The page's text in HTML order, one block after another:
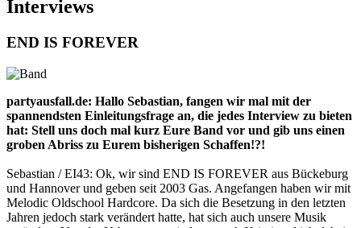
Interviews
END IS FOREVER
partyausfall.de: Hallo Sebastian, fangen wir mal mit der
spannendsten Einleitungsfrage an, die jedes Interview zu bieten
hat: Stell uns doch mal kurz Eure Band vor und gib uns einen
groben Abriss zu Eurem bisherigen Schaffen!?!
Sebastian / EI43: Ok, wir sind END IS FOREVER aus Bückeburg
und Hannover und geben seit 2003 Gas. Angefangen haben wir mit
Melodic Oldschool Hardcore. Da sich die Besetzung in den letzten
Jahren jedoch stark verändert hatte, hat sich auch unsere Musik